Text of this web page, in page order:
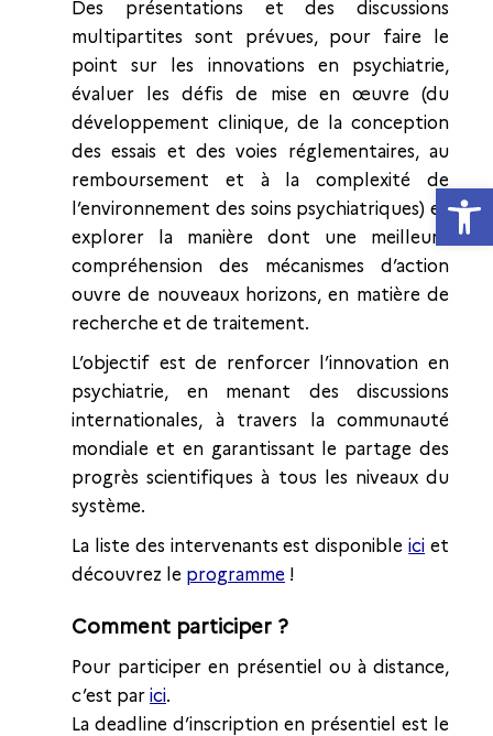
Ouvrir
Des présentations et des discussions
multipartites sont prévues, pour faire le
point sur les innovations en psychiatrie,
évaluer les défis de mise en œuvre (du
développement clinique, de la conception
des essais et des voies réglementaires, au
remboursement et à la complexité de
l’environnement des soins psychiatriques) et
explorer la manière dont une meilleure
compréhension des mécanismes d’action
ouvre de nouveaux horizons, en matière de
recherche et de traitement.
L’objectif est de renforcer l’innovation en
psychiatrie, en menant des discussions
internationales, à travers la communauté
mondiale et en garantissant le partage des
progrès scientifiques à tous les niveaux du
système.
La liste des intervenants est disponibleici et
découvrez le programme !
Comment participer ?
Pour participer en présentiel ou à distance,
c’est par ici.
La deadline d’inscription en présentiel est le